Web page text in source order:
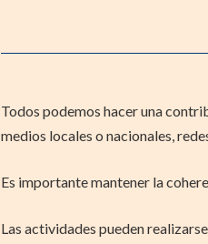
Todos podemos hacer una
medios locales o nacionales,
Es importante mantener la
Las actividades pueden